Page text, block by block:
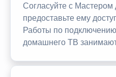
Согласуйте с Мастером
предоставьте ему
Работы по
домашнего ТВ